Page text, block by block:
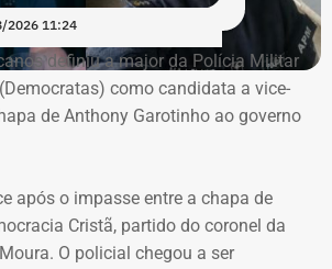
ao Ministério Público Federal,
a abertura de um procedimento
e a materialidade das condutas
A vereadora também pede
as medidas legais cabíveis,
oferecimento de denúncia.
2026 11:24
definiu a major da Polícia Militar
como candidata a vice-
de Anthony Garotinho ao governo
após o impasse entre a chapa de
Cristã, partido do coronel da
O policial chegou a ser